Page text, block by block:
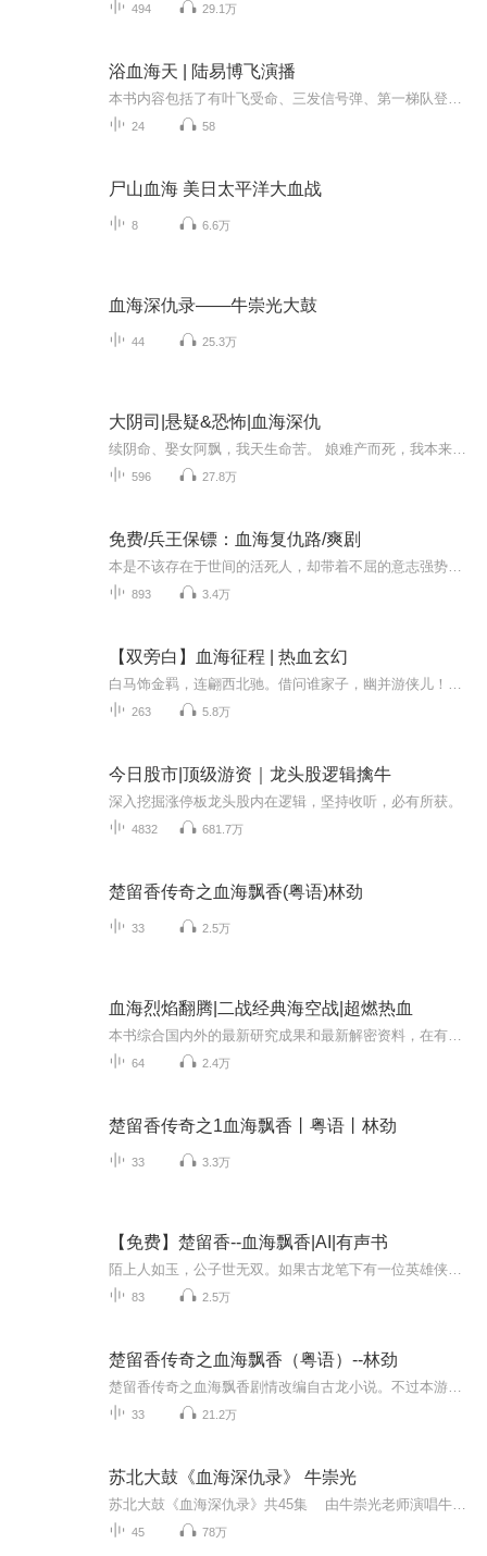
494 29.1万
浴血海天 | 陆易博飞演播
24 58
尸山血海 美日太平洋大血战
8 6.6万
血海深仇录——牛崇光大鼓
44 25.3万
大阴司|悬疑&恐怖|血海深仇
596 27.8万
免费/兵王保镖：血海复仇路/爽剧
893 3.4万
【双旁白】血海征程 | 热血玄幻
263 5.8万
今日股市|顶级游资｜龙头股逻辑擒牛
深入挖掘涨停板龙头股内在逻辑，坚持收听，必有所获。
4832 681.7万
楚留香传奇之血海飘香(粤语)林劲
33 2.5万
血海烈焰翻腾|二战经典海空战|超燃热血
64 2.4万
楚留香传奇之1血海飘香丨粤语丨林劲
33 3.3万
【免费】楚留香--血海飘香|AI|有声书
83 2.5万
楚留香传奇之血海飘香（粤语）--林劲
33 21.2万
苏北大鼓《血海深仇录》 牛崇光
45 78万